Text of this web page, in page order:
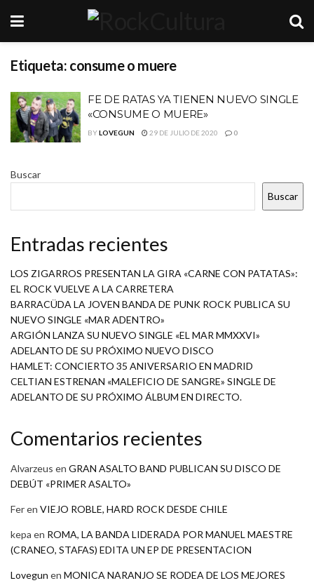
Etiqueta: consume o muere
FE DE RATAS YA TIENEN NUEVO SINGLE
«CONSUME O MUERE»
BYLOVEGUN 29 DE JULIO DE 2020 0
Buscar
Buscar
Entradas recientes
LOS ZIGARROS PRESENTAN LA GIRA «CARNE CON PATATAS»:
EL ROCK VUELVE A LA CARRETERA
BARRACÜDA LA JOVEN BANDA DE PUNK ROCK PUBLICA SU
NUEVO SINGLE «MAR ADENTRO»
ARGIÓN LANZA SU NUEVO SINGLE «EL MAR MMXXVI»
ADELANTO DE SU PRÓXIMO NUEVO DISCO
HAMLET: CONCIERTO 35 ANIVERSARIO EN MADRID
CELTIAN ESTRENAN «MALEFICIO DE SANGRE» SINGLE DE
ADELANTO DE SU PRÓXIMO ÁLBUM EN DIRECTO.
Comentarios recientes
Alvarzeus en GRAN ASALTO BAND PUBLICAN SU DISCO DE
DEBÚT «PRIMER ASALTO»
Feren VIEJO ROBLE, HARD ROCK DESDE CHILE
kepa en ROMA, LA BANDA LIDERADA POR MANUEL MAESTRE
(CRANEO, STAFAS) EDITA UN EP DE PRESENTACION
Lovegun en MONICA NARANJO SE RODEA DE LOS MEJORES